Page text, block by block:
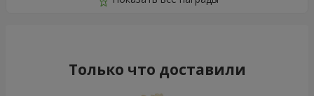
Только что доставили